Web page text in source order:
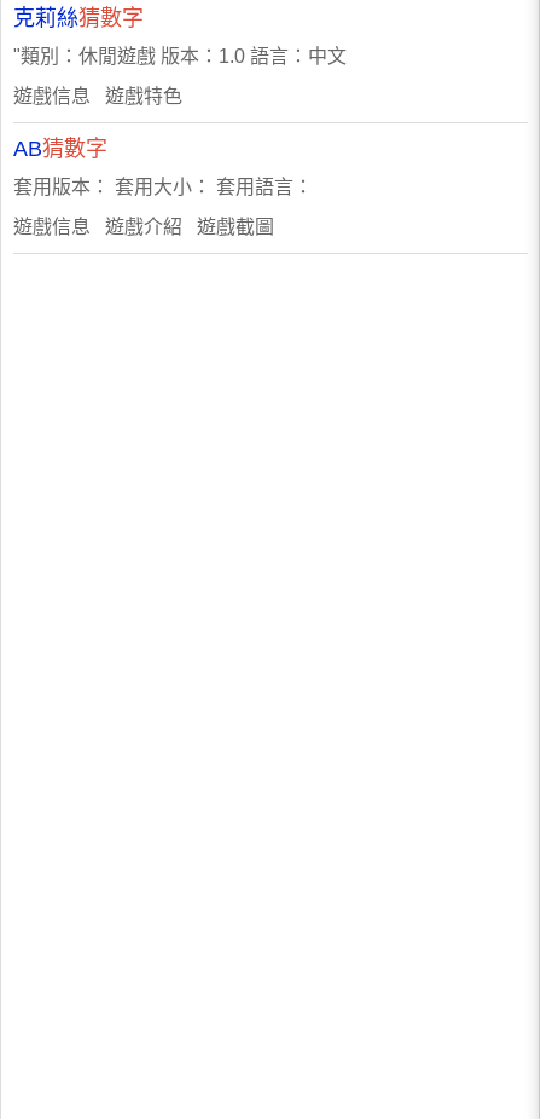
克莉絲猜數字
"類別：休閒遊戲 版本：1.0 語言：中文
遊戲信息 遊戲特色
AB猜數字
套用版本： 套用大小： 套用語言：
遊戲信息 遊戲介紹 遊戲截圖